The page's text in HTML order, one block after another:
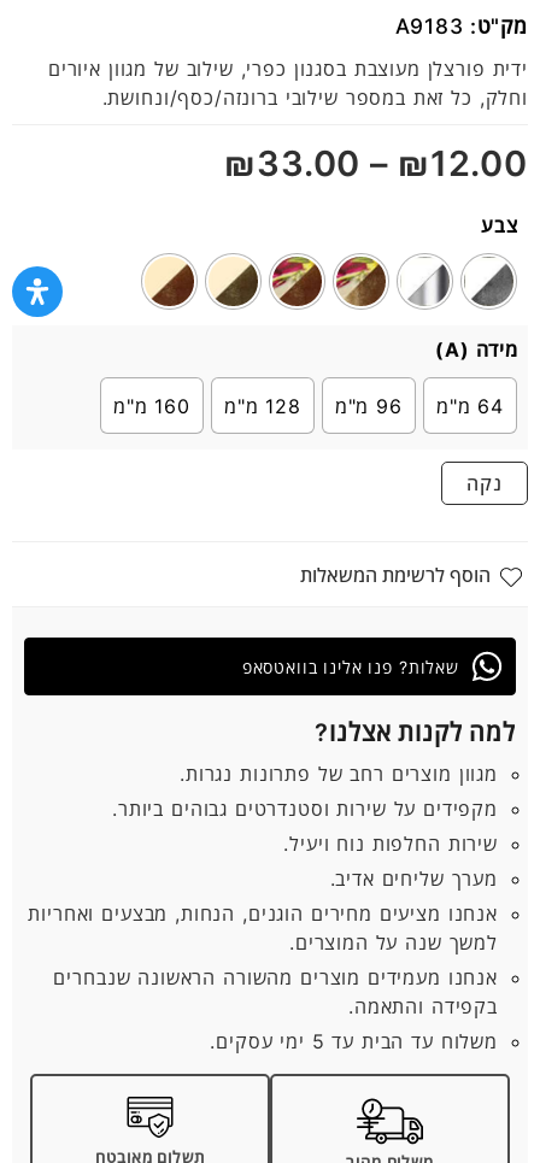
0
מתוך
5
מק"ט: A9183
ידית פורצלן מעוצבת בסגנון כפרי, שילוב של מגוון איורים
וחלק, כל זאת במספר שילובי ברונזה/כסף/ונחושת.
₪12.00
–
₪33.00
צבע
מידה (A)
64 מ"מ 96 מ"מ 128 מ"מ 160 מ"מ
נקה
הוסף לרשימת המשאלות
למה לקנות אצלנו?
מגוון מוצרים רחב של פתרונות נגרות.
מקפידים על שירות וסטנדרטים גבוהים ביותר.
שירות החלפות נוח ויעיל.
מערך שליחים אדיב.
אנחנו מציעים מחירים הוגנים, הנחות, מבצעים ואחריות
למשך שנה על המוצרים.
אנחנו מעמידים מוצרים מהשורה הראשונה שנבחרים
בקפידה והתאמה.
משלוח עד הבית עד 5 ימי עסקים.
תשלום מאובטח
שאלות? פנו אלינו בוואטסאפ